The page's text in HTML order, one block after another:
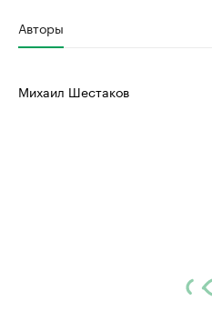
Авторы
Михаил Шестаков